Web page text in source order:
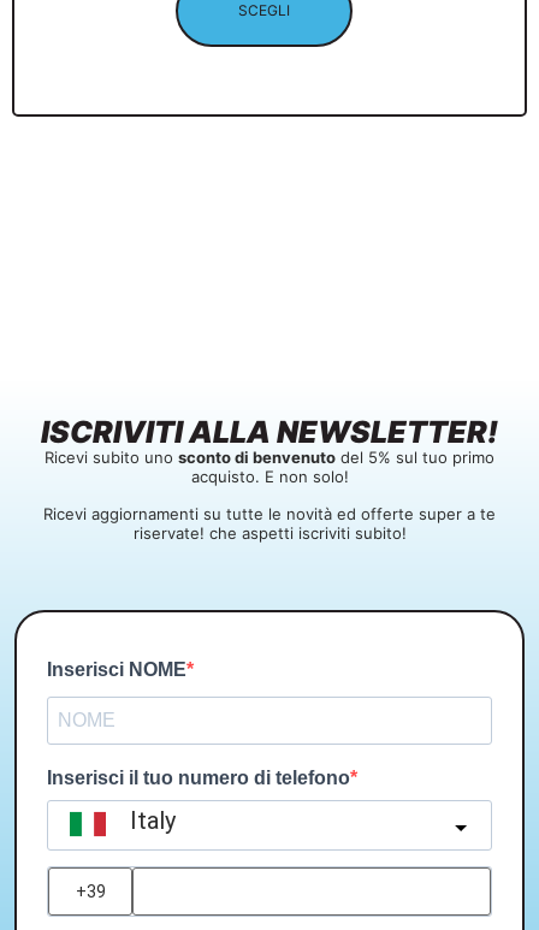
SCEGLI
ISCRIVITI ALLA NEWSLETTER!
Ricevi subito uno sconto di benvenuto del 5% sul tuo primo
acquisto. E non solo!
Ricevi aggiornamenti su tutte le novità ed offerte super a te
riservate! che aspetti iscriviti subito!
Inserisci NOME
Inserisci il tuo numero di telefono
Italy